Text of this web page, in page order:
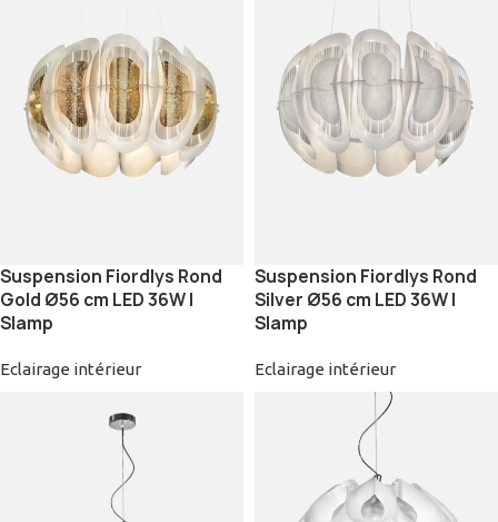
Suspension Fiordlys Rond
Gold Ø56 cm LED 36W |
Slamp
Eclairage intérieur
Suspension Fiordlys Rond
Silver Ø56 cm LED 36W |
Slamp
Eclairage intérieur